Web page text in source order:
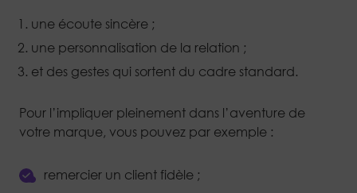
une écoute sincère ;
une personnalisation de la relation ;
et des gestes qui sortent du cadre standard.
Pour l’impliquer pleinement dans l’aventure de
votre marque, vous pouvez par exemple :
remercier un client fidèle ;